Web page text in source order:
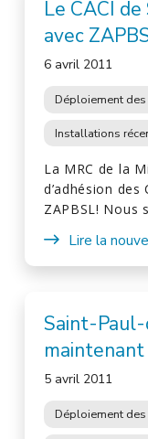
Le CACI
avec
6 avril 2011
Déploiement des
Installations
La MRC de la
d’adhésion
ZAPBSL! Nous
Lire la
Saint-
maintenant
5 avril 2011
Déploiement des